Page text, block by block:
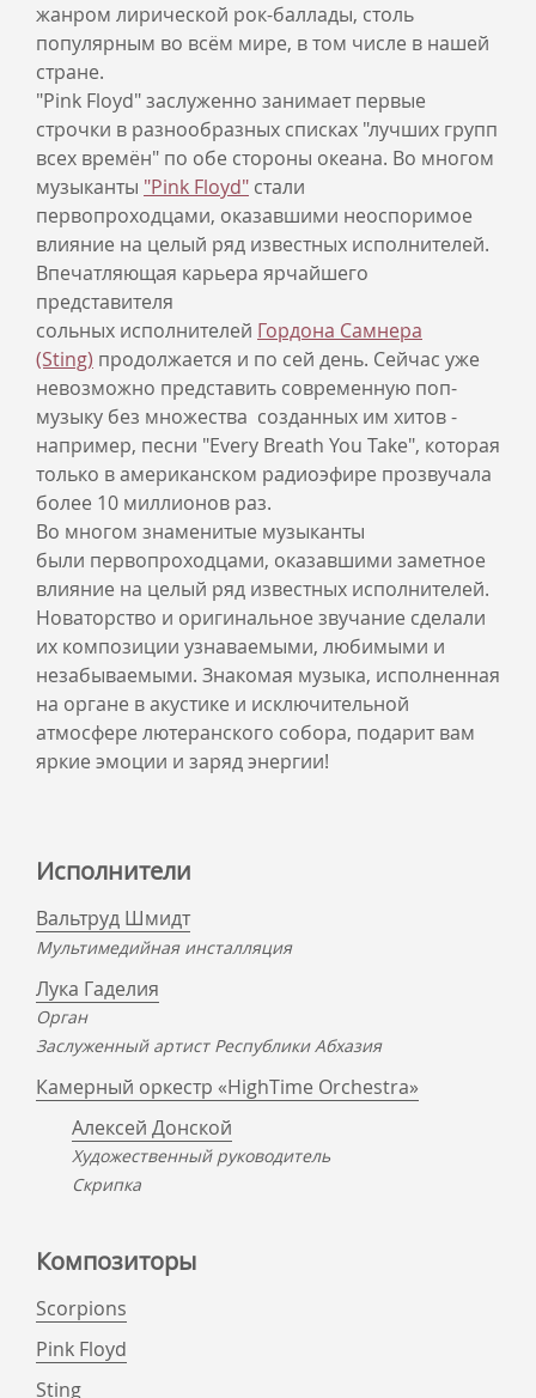
жанром лирической рок-баллады, столь
популярным во всём мире, в том числе в нашей
стране.
"Pink Floyd" заслуженно занимает первые
строчки в разнообразных списках "лучших групп
всех времён" по обе стороны океана. Во многом
музыканты "Pink Floyd" стали
первопроходцами, оказавшими неоспоримое
влияние на целый ряд известных исполнителей.
Впечатляющая карьера ярчайшего
представителя
сольных исполнителей Гордона Самнера
(Sting) продолжается и по сей день. Сейчас уже
невозможно представить современную поп-
музыку без множества созданных им хитов -
например, песни "Every Breath You Take", которая
только в американском радиоэфире прозвучала
более 10 миллионов раз.
Во многом знаменитые музыканты
были первопроходцами, оказавшими заметное
влияние на целый ряд известных исполнителей.
Новаторство и оригинальное звучание сделали
их композиции узнаваемыми, любимыми и
незабываемыми. Знакомая музыка, исполненная
на органе в акустике и исключительной
атмосфере лютеранского собора, подарит вам
яркие эмоции и заряд энергии!
Исполнители
Вальтруд Шмидт
Мультимедийная инсталляция
Лука Гаделия
Орган
Заслуженный артист Республики Абхазия
Камерный оркестр «HighTime Orchestra»
Алексей Донской
Художественный руководитель
Скрипка
Композиторы
Scorpions
Pink Floyd
Sting